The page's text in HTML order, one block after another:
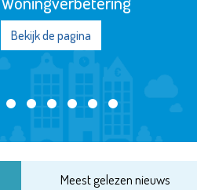
Bekijk de pagina
Meest gelezen nieuws